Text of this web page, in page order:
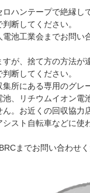
ハンテープで絶縁し
断してください。
池工業会までお問い
が、捨て方の方法が
断してください。
所にある専用のグレ
、リチウムイオン電池
。お近くの回収協力
スト自転車などに使
までお問い合わせく